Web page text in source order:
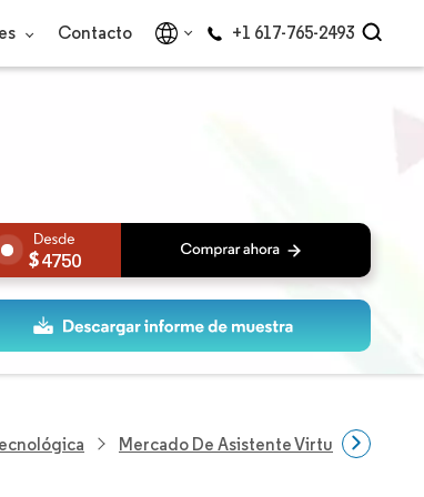
Contacto +1 617-765-2493
4750
Mercado De Asistente Virtual